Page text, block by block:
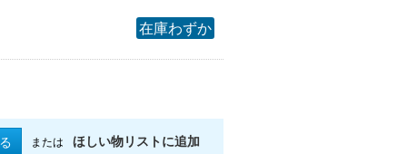
在庫わずか
または ほしい物リストに追加